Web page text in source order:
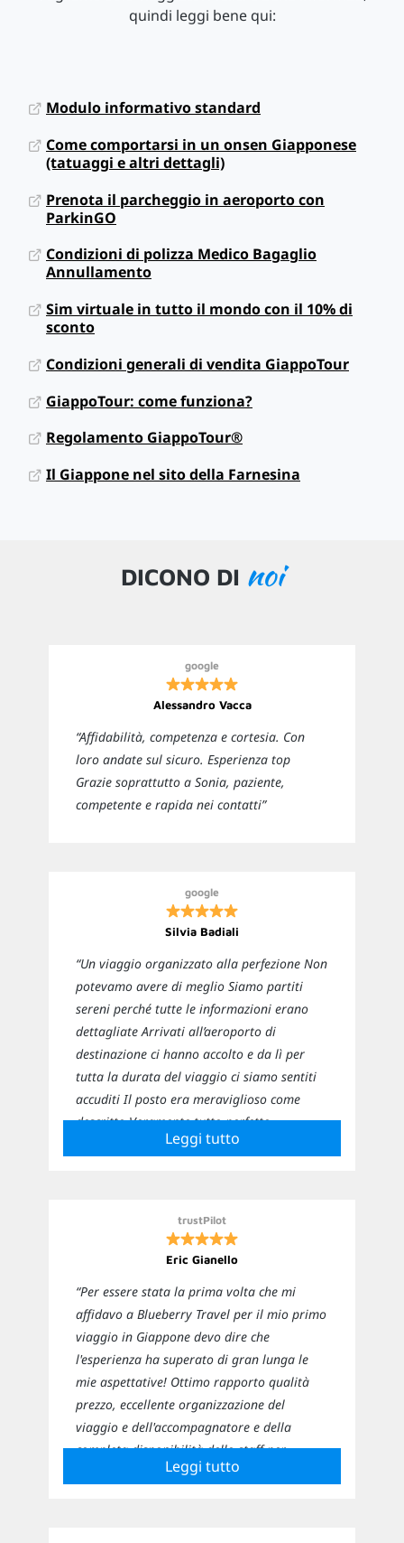
quindi leggi bene qui:
Modulo informativo standard
Come comportarsi in un onsen Giapponese
(tatuaggi e altri dettagli)
Prenota il parcheggio in aeroporto con
ParkinGO
Condizioni di polizza Medico Bagaglio
Annullamento
Sim virtuale in tutto il mondo con il 10% di
sconto
Condizioni generali di vendita GiappoTour
GiappoTour: come funziona?
Regolamento GiappoTour®
Il Giappone nel sito della Farnesina
DICONO DI noi
google
Alessandro Vacca
“Affidabilità, competenza e cortesia. Con
loro andate sul sicuro. Esperienza top
Grazie soprattutto a Sonia, paziente,
competente e rapida nei contatti”
google
Silvia Badiali
“Un viaggio organizzato alla perfezione Non
potevamo avere di meglio Siamo partiti
sereni perché tutte le informazioni erano
dettagliate Arrivati all’aeroporto di
destinazione ci hanno accolto e da lì per
tutta la durata del viaggio ci siamo sentiti
accuditi Il posto era meraviglioso come
descritto Veramente tutto perfetto
Sicuramente ci affideremo nuovamente a
Leggi tutto
trustPilot
Eric Gianello
“Per essere stata la prima volta che mi
affidavo a Blueberry Travel per il mio primo
viaggio in Giappone devo dire che
l'esperienza ha superato di gran lunga le
mie aspettative! Ottimo rapporto qualità
prezzo, eccellente organizzazione del
viaggio e dell'accompagnatore e della
completa disponibilità dello staff per
curiosità e chiarimenti. Sicuramente non
Leggi tutto